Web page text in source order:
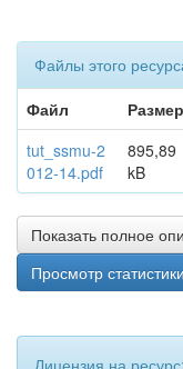
Файлы этого
Файл
Размер
tut_ssmu-2
012-14.pdf
895,89
kB
Показать полное
Просмотр статистики
Лицензия на ресурс: